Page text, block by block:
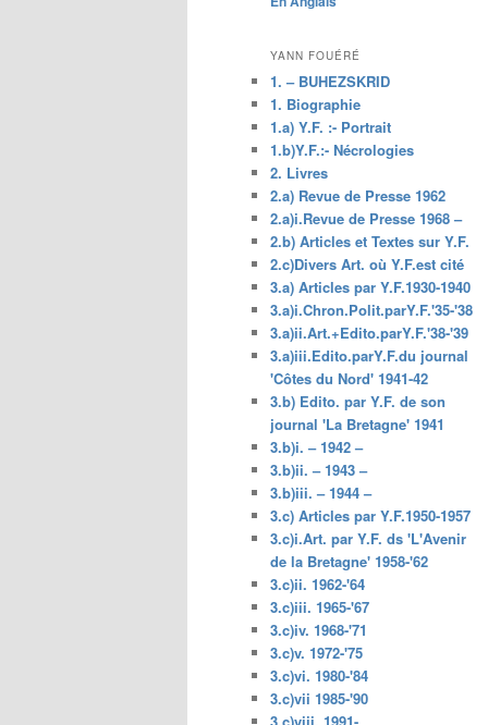
principal
YANN FOUÉRÉ
1. – BUHEZSKRID
1. Biographie
1.a) Y.F. :- Portrait
1.b)Y.F.:- Nécrologies
2. Livres
2.a) Revue de Presse 1962
2.a)i.Revue de Presse 1968 –
2.b) Articles et Textes sur Y.F.
2.c)Divers Art. où Y.F.est cité
3.a) Articles par Y.F.1930-1940
3.a)i.Chron.Polit.parY.F.'35-'38
3.a)ii.Art.+Edito.parY.F.'38-'39
3.a)iii.Edito.parY.F.du journal
'Côtes du Nord' 1941-42
3.b) Edito. par Y.F. de son
journal 'La Bretagne' 1941
3.b)i. – 1942 –
3.b)ii. – 1943 –
3.b)iii. – 1944 –
3.c) Articles par Y.F.1950-1957
3.c)i.Art. par Y.F. ds 'L'Avenir
de la Bretagne' 1958-'62
3.c)ii. 1962-'64
3.c)iii. 1965-'67
3.c)iv. 1968-'71
3.c)v. 1972-'75
3.c)vi. 1980-'84
3.c)vii 1985-'90